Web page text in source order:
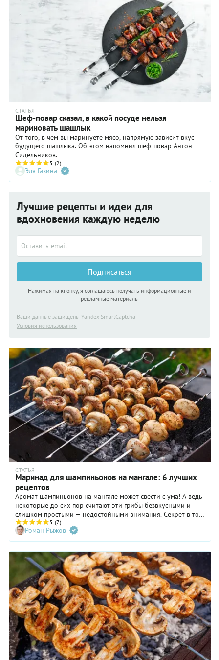
СТАТЬЯ
Шеф-повар сказал, в какой посуде нельзя
мариновать шашлык
От того, в чем вы маринуете мясо, напрямую зависит вкус
будущего шашлыка. Об этом напомнил шеф-повар Антон
Сидельников.
5 (2)
Эля Газина
Лучшие рецепты и идеи для
вдохновения каждую неделю
Подписаться
Нажимая на кнопку, я соглашаюсь получать информационные и
рекламные материалы
Ваши данные защищены Yandex SmartCaptcha
Условия использования
СТАТЬЯ
Маринад для шампиньонов на мангале: 6 лучших
рецептов
Аромат шампиньонов на мангале может свести с ума! А ведь
некоторые до сих пор считают эти грибы безвкусными и
слишком простыми — недостойными внимания. Секрет в том,
что перед запеканием шампиньоны следует поместить в
маринад — они как губка впитают в себя вкусы и ароматы
специй и приправ. А чтобы грибы на решетке не сгорели и
остались сочными, нужно знать и соблюдать температурный
режим. Но давайте обо всем по порядку.
5 (7)
Роман Рыжов